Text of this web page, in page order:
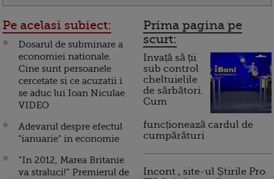
Pe acelasi subiect:
Dosarul de subminare a
economiei nationale.
Cine sunt persoanele
cercetate si ce acuzatii i
se aduc lui Ioan Niculae
VIDEO
Adevarul despre efectul
"ianuarie" in economie
“In 2012, Marea Britanie
va straluci!” Premierul de
Prima pagina pe
scurt:
Invață să ții
sub control
cheltuielile
de sărbători.
Cum
funcționează cardul de
cumpărături
Incont , site-ul Știrile Pro